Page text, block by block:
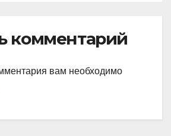
комментарий
вам необходимо